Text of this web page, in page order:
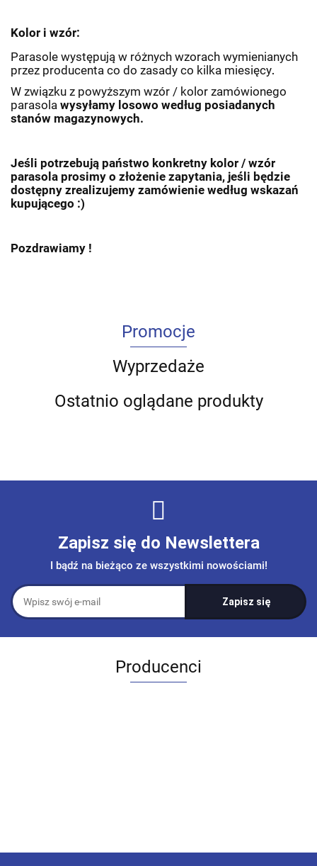
Kolor i wzór:
Parasole występują w różnych wzorach wymienianych
przez producenta co do zasady co kilka miesięcy.
W związku z powyższym wzór / kolor zamówionego
parasola wysyłamy losowo według posiadanych
stanów magazynowych.
Jeśli potrzebują państwo konkretny kolor / wzór
parasola prosimy o złożenie zapytania, jeśli będzie
dostępny zrealizujemy zamówienie według wskazań
kupującego :)
Pozdrawiamy !
Promocje
Wyprzedaże
Ostatnio oglądane produkty
Zapisz się do Newslettera
I bądź na bieżąco ze wszystkimi nowościami!
Producenci